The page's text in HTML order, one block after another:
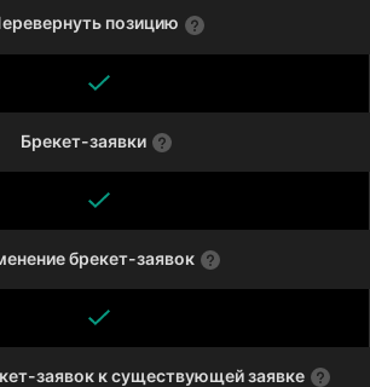
позицию
Брекет-заявки
брекет-заявок
заявок к существующей заявке